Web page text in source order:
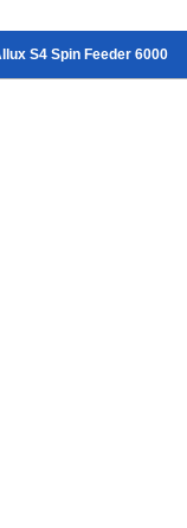
S4 Spin Feeder 6000